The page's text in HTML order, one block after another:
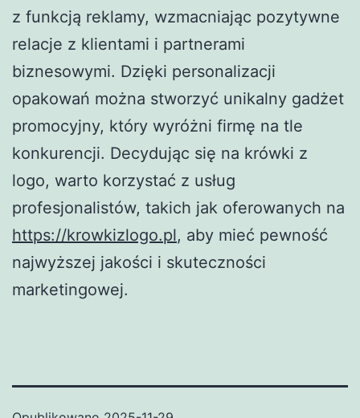
z funkcją reklamy, wzmacniając pozytywne
relacje z klientami i partnerami
biznesowymi. Dzięki personalizacji
opakowań można stworzyć unikalny gadżet
promocyjny, który wyróżni firmę na tle
konkurencji. Decydując się na krówki z
logo, warto korzystać z usług
profesjonalistów, takich jak oferowanych na
https://krowkizlogo.pl, aby mieć pewność
najwyższej jakości i skuteczności
marketingowej.